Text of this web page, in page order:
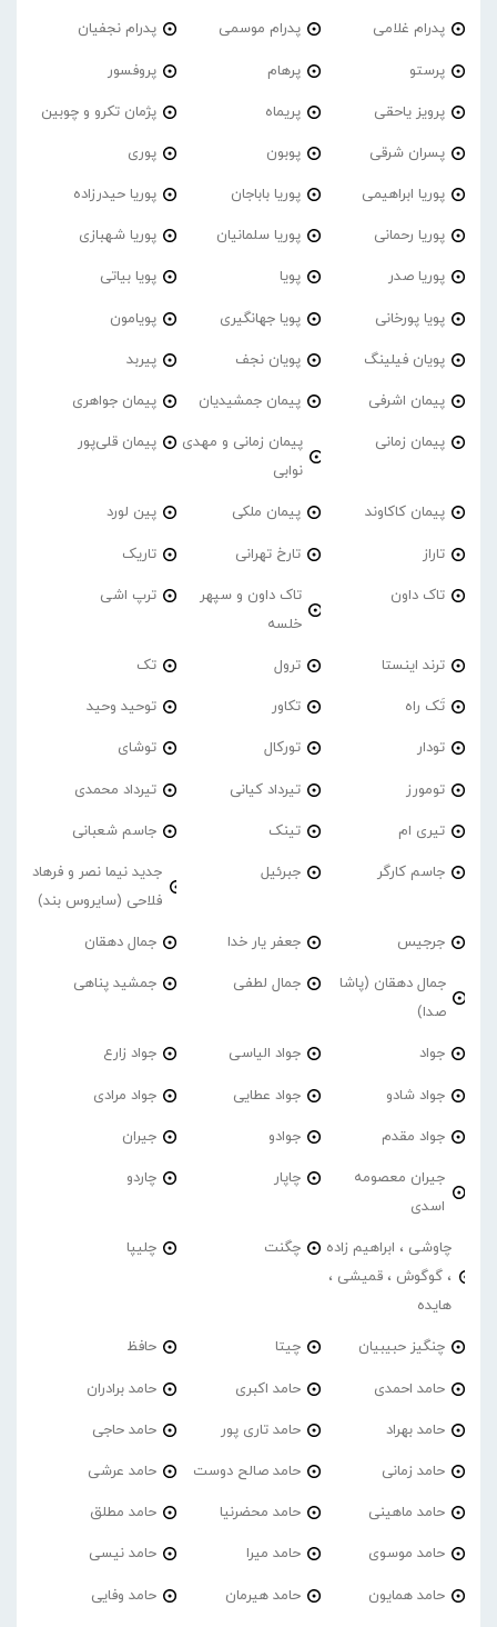
پدرام غلامی پدرام موسمی پدرام نجفیان
پرستو پرهام پروفسور
پرویز یاحقی پریماه پژمان تکرو و چوبین
پسران شرقی پوبون پوری
پوریا ابراهیمی پوریا باباجان پوریا حیدرزاده
پوریا رحمانی پوریا سلمانیان پوریا شهبازی
پوریا صدر پویا پویا بیاتی
پویا پورخانی پویا جهانگیری پویامون
پویان فیلینگ پویان نجف پیربد
پیمان اشرفی پیمان جمشیدیان پیمان جواهری
پیمان زمانی
پیمان زمانی و مهدی
نوابی
پیمان قلی‌پور
پیمان کاکاوند پیمان ملکی پین لورد
تاراز تارخ تهرانی تاریک
تاک داون
تاک داون و سپهر
خلسه
ترپ اشی
ترند اینستا ترول تک
تَک راه تکاور توحید وحید
تودار تورکال توشای
تومورز تیرداد کیانی تیرداد محمدی
تیری ام تینک جاسم شعبانی
جاسم کارگر جبرئیل
جدید نیما نصر و فرهاد
فلاحی (سایروس بند)
جرجیس جعفر یار خدا جمال دهقان
جمال دهقان (پاشا
صدا)
جمال لطفی جمشید پناهی
جواد جواد الیاسی جواد زارع
جواد شادو جواد عطایی جواد مرادی
جواد مقدم جوادو جیران
جیران معصومه
اسدی
چاپار چاردو
چاوشی ، ابراهیم زاده
، گوگوش ، قمیشی ،
هایده
چگنت چلیپا
چنگیز حبیبیان چیتا حافظ
حامد احمدی حامد اکبری حامد برادران
حامد بهراد حامد تاری پور حامد حاجی
حامد زمانی حامد صالح دوست حامد عرشی
حامد ماهینی حامد محضرنیا حامد مطلق
حامد موسوی حامد میرا حامد نیسی
حامد همایون حامد هیرمان حامد وفایی